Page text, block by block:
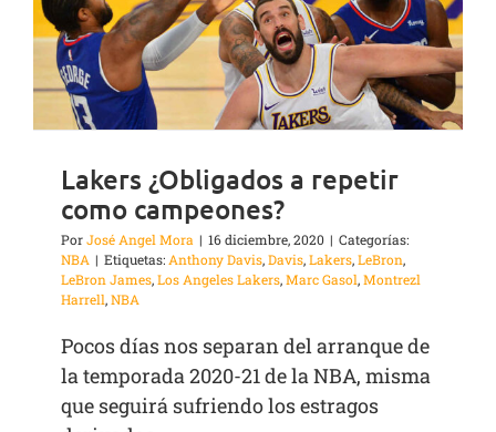
Lakers ¿Obligados a repetir
como campeones?
PorJosé Angel Mora | 16 diciembre, 2020 | Categorías:
NBA | Etiquetas: Anthony Davis,Davis,Lakers,LeBron,
LeBron James,Los Angeles Lakers,Marc Gasol,Montrezl
Harrell,NBA
Pocos días nos separan del arranque de
la temporada 2020-21 de la NBA, misma
que seguirá sufriendo los estragos